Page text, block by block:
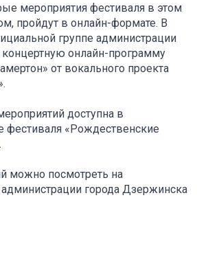
мероприятия фестиваля в этом
пройдут в онлайн-формате. В
группе администрации
онлайн-программу
от вокального проекта
доступна в
фестиваля «Рождественские
.
можно посмотреть на
города Дзержинска